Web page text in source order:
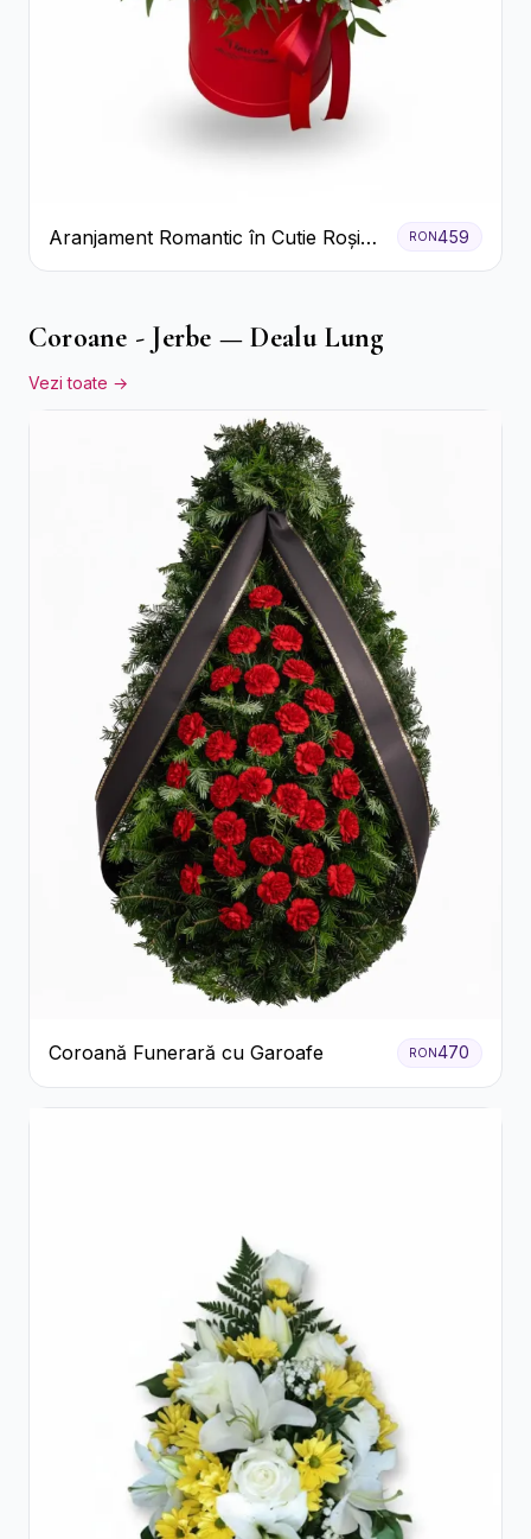
Aranjament Romantic în Cutie Roșie
cu Trandafiri și Crizanteme
RON 459
Coroane - Jerbe — Dealu Lung
Vezi toate →
Coroană Funerară cu Garoafe RON470